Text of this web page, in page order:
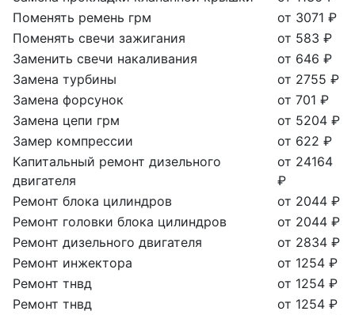
Поменять ремень грм
от 3071 ₽
Поменять свечи зажигания
от 583 ₽
Заменить свечи накаливания
от 646 ₽
Замена турбины
от 2755 ₽
Замена форсунок
от 701 ₽
Замена цепи грм
от 5204 ₽
Замер компрессии
от 622 ₽
Капитальный ремонт дизельного
двигателя
от 24164
₽
Ремонт блока цилиндров
от 2044 ₽
Ремонт головки блока цилиндров
от 2044 ₽
Ремонт дизельного двигателя
от 2834 ₽
Ремонт инжектора
от 1254 ₽
Ремонт тнвд
от 1254 ₽
Ремонт тнвд
от 1254 ₽